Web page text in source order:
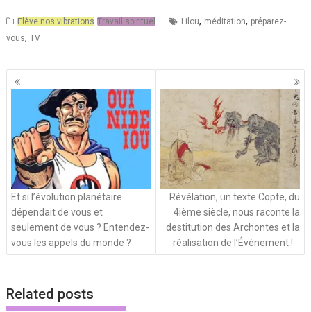
Elève nos vibrations Travail spirituel Lilou, méditation, préparez-
vous,TV
Navigation
des
articles
Et si l’évolution planétaire
dépendait de vous et
seulement de vous ? Entendez-
vous les appels du monde ?
Révélation, un texte Copte, du
4ième siècle, nous raconte la
destitution des Archontes et la
réalisation de l’Évènement !
Related posts